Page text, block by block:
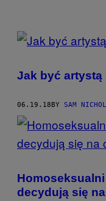
POSTS
THIS
AUTHOR
Jak być artystą
06.19.18BY SAM
decydują się